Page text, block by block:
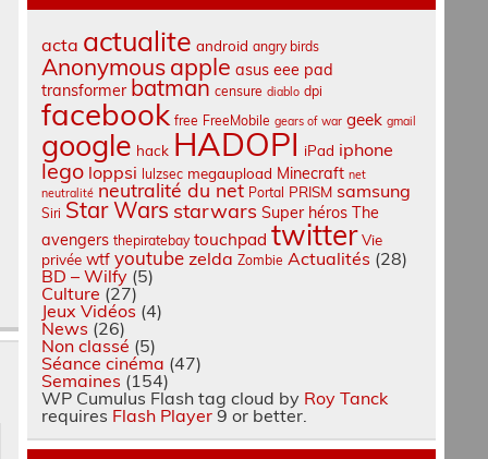
acta actualite android angry birds
Anonymousapple asus eee pad
transformer batman censure diablo dpi
facebook free FreeMobile gears of war geek gmail
google hack HADOPI iPad iphone
lego loppsi lulzsec megaupload Minecraft net
neutralité neutralité du net Portal PRISM samsung
Siri Star Wars starwars Super héros The
avengers thepiratebay touchpad twitter Vie
privée wtf youtube zelda Zombie Actualités (28)
BD – Wilfy (5)
Culture (27)
Jeux Vidéos (4)
News (26)
Non classé (5)
Séance cinéma (47)
Semaines (154)
WP Cumulus Flash tag cloud by Roy Tanck
requires Flash Player 9 or better.